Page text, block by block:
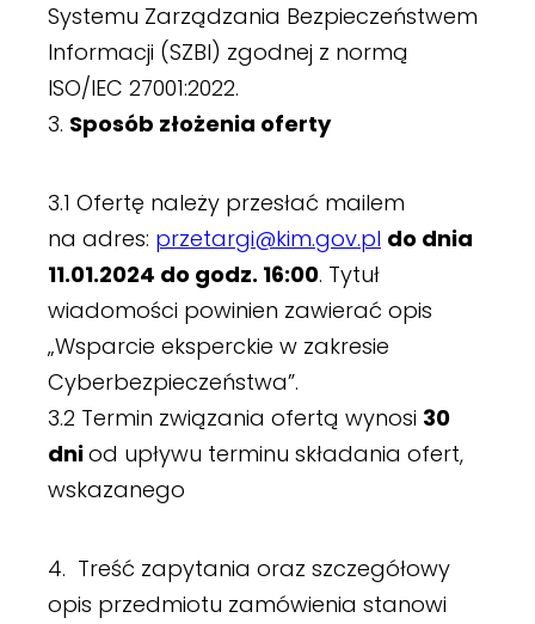
Systemu Zarządzania Bezpieczeństwem
Informacji (SZBI) zgodnej z normą
ISO/IEC 27001:2022.
Sposób złożenia oferty
Ofertę należy przesłać mailem
na adres: przetargi@kim.gov.pl do dnia
11.01.2024 do godz. 16:00. Tytuł
wiadomości powinien zawierać opis
„Wsparcie eksperckie w zakresie
Cyberbezpieczeństwa”.
Termin związania ofertą wynosi 30
dniod upływu terminu składania ofert,
wskazanego
4. Treść zapytania oraz szczegółowy
opis przedmiotu zamówienia stanowi